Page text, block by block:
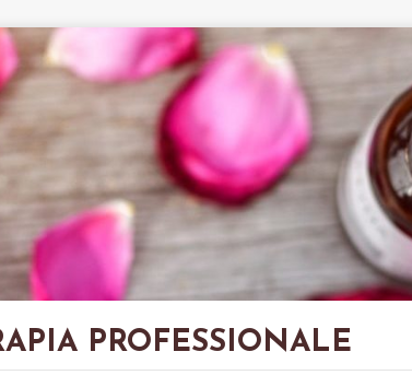
PROFESSIONALE